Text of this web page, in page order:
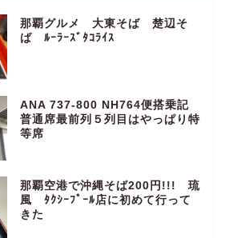
那覇グルメ 大東そば 楚辺そ
ば ﾙｰﾗｰｽﾞﾀｺﾗｲｽ
ANA 737-800 NH764便搭乗記
普通席最前列５列目はやっぱり特
等席
那覇空港で沖縄そば200円!!! 琉
風 ﾀｸｼｰﾌﾟｰﾙ店に初めて行って
きた